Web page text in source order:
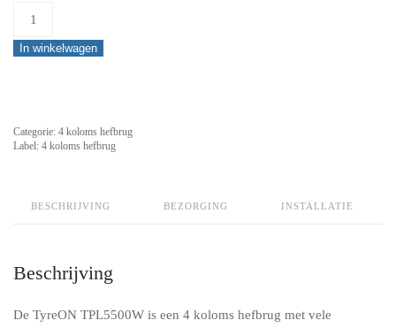
koloms
5.5T
In winkelwagen
Categorie: 4 koloms hefbrug
Label: 4 koloms hefbrug
BESCHRIJVING BEZORGING INSTALLATIE
Beschrijving
De TyreON TPL5500W is een 4 koloms hefbrug met vele